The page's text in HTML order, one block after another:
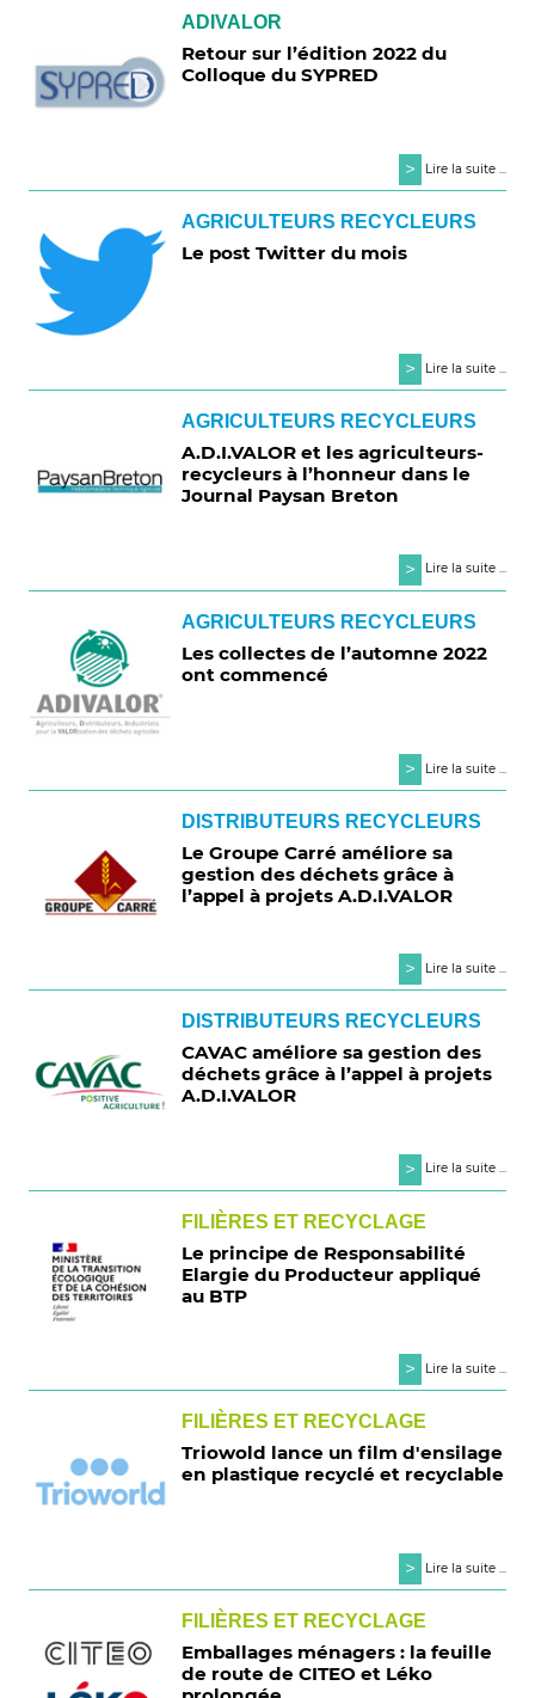
ADIVALOR
Retour sur l’édition 2022 du
Colloque du SYPRED
> Lire la suite ...
AGRICULTEURS RECYCLEURS
Le post Twitter du mois
> Lire la suite ...
AGRICULTEURS RECYCLEURS
A.D.I.VALOR et les agriculteurs-
recycleurs à l’honneur dans le
Journal Paysan Breton
> Lire la suite ...
AGRICULTEURS RECYCLEURS
Les collectes de l’automne 2022
ont commencé
> Lire la suite ...
DISTRIBUTEURS RECYCLEURS
Le Groupe Carré améliore sa
gestion des déchets grâce à
l’appel à projets A.D.I.VALOR
> Lire la suite ...
DISTRIBUTEURS RECYCLEURS
CAVAC améliore sa gestion des
déchets grâce à l’appel à projets
A.D.I.VALOR
> Lire la suite ...
FILIÈRES ET RECYCLAGE
Le principe de Responsabilité
Elargie du Producteur appliqué
au BTP
> Lire la suite ...
FILIÈRES ET RECYCLAGE
Triowold lance un film d'ensilage
en plastique recyclé et recyclable
> Lire la suite ...
FILIÈRES ET RECYCLAGE
Emballages ménagers : la feuille
de route de CITEO et Léko